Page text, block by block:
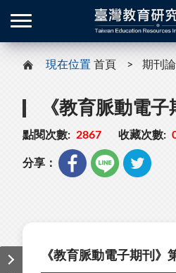
現在位置 首頁 期刊
《教育脈動電
點閱次數: 2867 收藏次數:
分享：
《教育脈動電子期刊》